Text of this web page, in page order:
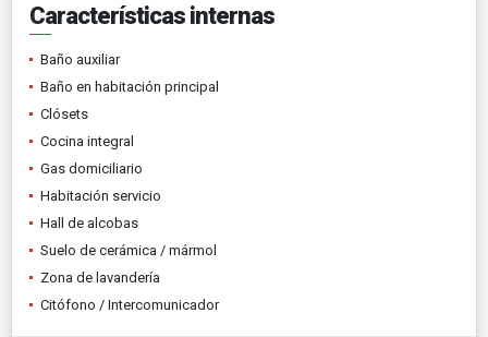
Características internas
Baño auxiliar
Baño en habitación principal
Clósets
Cocina integral
Gas domiciliario
Habitación servicio
Hall de alcobas
Suelo de cerámica / mármol
Zona de lavandería
Citófono / Intercomunicador